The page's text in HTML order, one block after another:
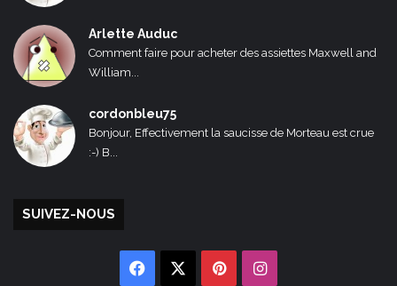
Arlette Auduc
Comment faire pour acheter des assiettes Maxwell and
William...
cordonbleu75
Bonjour, Effectivement la saucisse de Morteau est crue
:-) B...
SUIVEZ-NOUS
Facebook PinterestInstagram